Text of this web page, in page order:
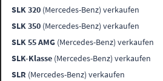
SLK 320 (Mercedes-Benz) verkaufen
SLK 350 (Mercedes-Benz) verkaufen
SLK 55 AMG (Mercedes-Benz) verkaufen
SLK-Klasse (Mercedes-Benz) verkaufen
SLR (Mercedes-Benz) verkaufen